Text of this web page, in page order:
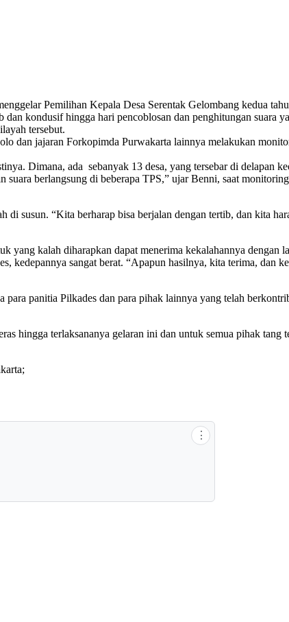
Pemilihan Kepala Desa Serentak Gelombang kedua
kondusif hingga hari pencoblosan dan penghitungan suara
tersebut.
dan jajaran Forkopimda Purwakarta lainnya melakukan
Dimana, ada sebanyak 13 desa, yang tersebar di delapan
suara berlangsung di beberapa TPS,” ujar Benni, saat
susun. “Kita berharap bisa berjalan dengan tertib, dan kita
yang kalah diharapkan dapat menerima kekalahannya dengan
kedepannya sangat berat. “Apapun hasilnya, kita terima, dan
panitia Pilkades dan para pihak lainnya yang telah
hingga terlaksananya gelaran ini dan untuk semua pihak tang
⋮